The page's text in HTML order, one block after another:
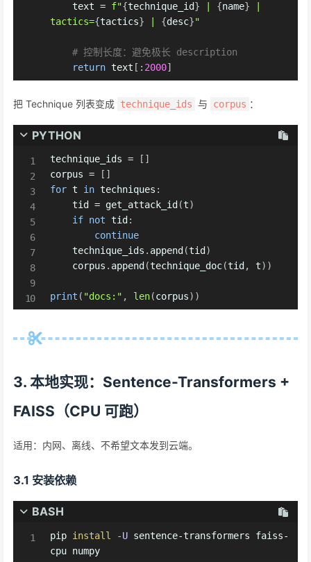
    text
= f"{technique_id} {name}
tactics={tactics} {desc}"
# 控制长度：避免极长 description
return text [ : 2000]
把 Technique 列表变成 technique_ids 与 corpus ：
PYTHON
technique_ids = [ ]
corpus = [ ]
for t in techniques :
    tid
= get_attack_id (t)
if not tid :
continue
    technique_ids
. append (tid )
    corpus
. append (technique_doc(tid , t) )
print ( "docs:" , len(corpus) )
3. 本地实现：Sentence-Transformers +
FAISS（CPU 可跑）
适用：内网、离线、不希望文本发到云端。
3.1 安装依赖
BASH
pip install -U sentence-transformers faiss-
cpu numpy